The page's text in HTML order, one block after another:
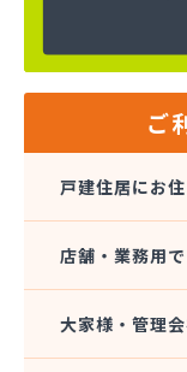
ご
戸建住居にお
店舗・業務用
大家様・管理